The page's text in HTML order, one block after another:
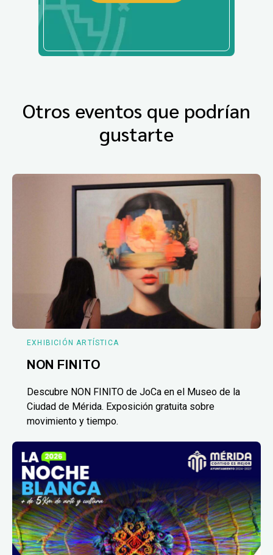
Otros eventos que podrían
gustarte
EXHIBICIÓN ARTÍSTICA
NON FINITO
Descubre NON FINITO de JoCa en el Museo de la
Ciudad de Mérida. Exposición gratuita sobre
movimiento y tiempo.